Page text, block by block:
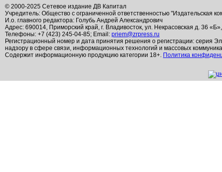
© 2000-2025 Сетевое издание ДВ Капитал
Учредитель: Общество с ограниченной ответственностью "Издательская
И.о. главного редактора: Голубь Андрей Александрович
Адрес: 690014, Приморский край, г. Владивосток, ул. Некрасовская д. 36
Телефоны: +7 (423) 245-04-85; Email: priem@zrpress.ru
Регистрационный номер и дата принятия решения о регистрации: серия
надзору в сфере связи, информационных технологий и массовых
Содержит информационную продукцию категории 18+. Политика